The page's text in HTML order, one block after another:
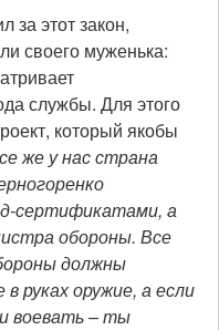
за этот закон,
своего муженька:
службы. Для этого
который якобы
же у нас страна
сертификатами, а
обороны. Все
должны
руках оружие, а если
воевать – ты